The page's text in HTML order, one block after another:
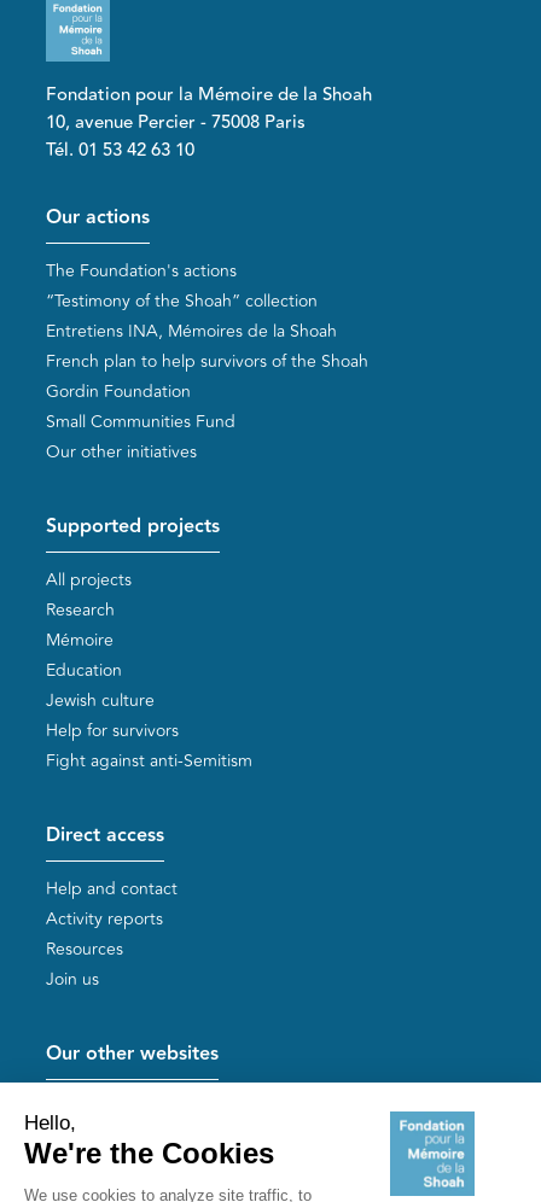
Fondation pour la Mémoire de la Shoah
10, avenue Percier - 75008 Paris
Tél. 01 53 42 63 10
Pied de page
Our actions
The Foundation's actions
“Testimony of the Shoah” collection
Entretiens INA, Mémoires de la Shoah
French plan to help survivors of the Shoah
Gordin Foundation
Small Communities Fund
Our other initiatives
Supported projects
All projects
Research
Mémoire
Education
Jewish culture
Help for survivors
Fight against anti-Semitism
Direct access
Help and contact
Activity reports
Resources
Join us
Our other websites
Mémoires vives